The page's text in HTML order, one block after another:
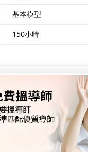
基本模型
150小時